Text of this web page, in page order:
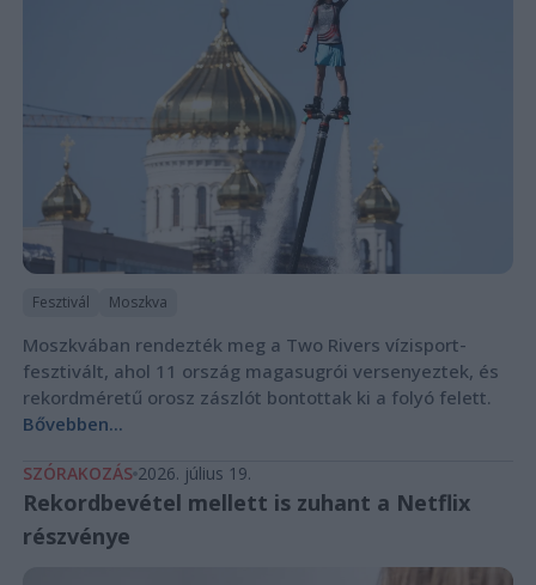
Fesztivál Moszkva
Moszkvában rendezték meg a Two Rivers vízisport-
fesztivált, ahol 11 ország magasugrói versenyeztek, és
rekordméretű orosz zászlót bontottak ki a folyó felett.
Bővebben...
SZÓRAKOZÁS 2026. július 19.
Rekordbevétel mellett is zuhant a Netflix
részvénye